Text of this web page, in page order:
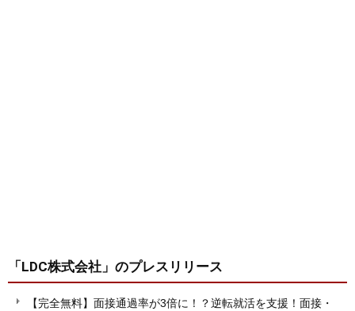
「LDC株式会社」 のプレスリリース
【完全無料】面接通過率が3倍に！？逆転就活を支援！面接・